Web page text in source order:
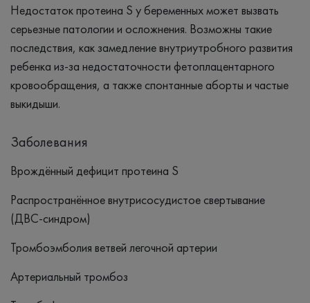
Недостаток протеина S у беременных может вызвать
серьезные патологии и осложнения. Возможны такие
последствия, как замедление внутриутробного развития
ребенка из-за недостаточности фетоплацентарного
кровообращения, а также спонтанные аборты и частые
выкидыши.
Заболевания
Врождённый дефицит протеина S
Распространённое внутрисосудистое свертывание
(ДВС-синдром)
Тромбоэмболия ветвей легочной артерии
Артериальный тромбоз